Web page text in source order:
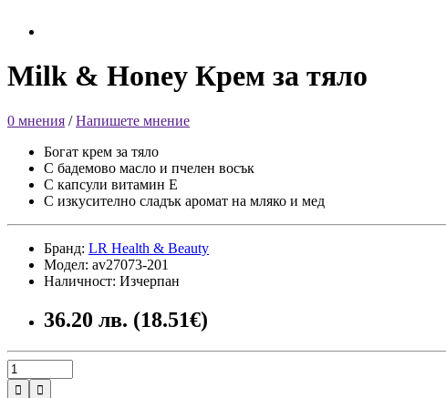
Milk & Honey Крем за тяло
0 мнения /Напишете мнение
Богат крем за тяло
С бадемово масло и пчелен восък
С капсули витамин Е
С изкусително сладък аромат на мляко и мед
Бранд: LR Health & Beauty
Модел: av27073-201
Наличност: Изчерпан
36.20 лв. (18.51€)

